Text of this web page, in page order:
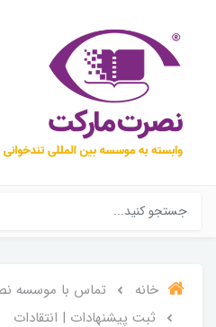
خانه
تماس با موسسه
ثبت پیشنهادات | انتقادات